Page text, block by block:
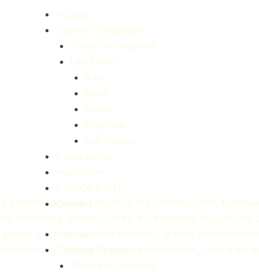
Accueil
Oeuvres Originales
Toutes les oeuvres
Les Séries
Azur
Rêve
Faune
Végétale
Les Scenes
Digigraphies
Inspiration
ESPACE D’ART
Contact
Accueil
Oeuvres Originales
Toutes les oeuvres